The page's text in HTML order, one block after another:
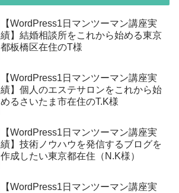
【WordPress1日マンツーマン講座実
績】結婚相談所をこれから始める東京
都板橋区在住のT様
【WordPress1日マンツーマン講座実
績】個人のエステサロンをこれから始
めるさいたま市在住のT.K様
【WordPress1日マンツーマン講座実
績】技術ノウハウを発信するブログを
作成したい東京都在住（N.K様）
【WordPress1日マンツーマン講座実